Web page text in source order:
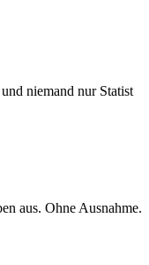
niemand nur Statist
aus. Ohne Ausnahme.